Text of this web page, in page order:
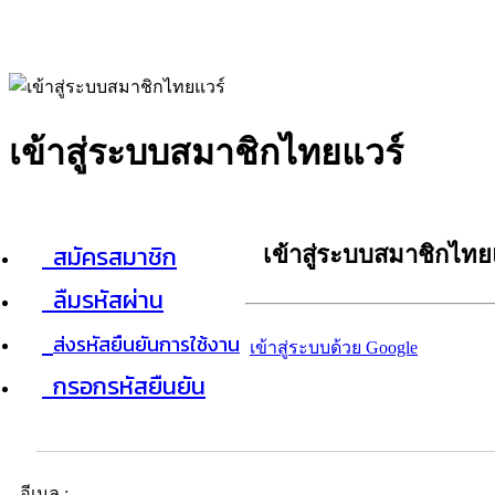
เข้าสู่ระบบสมาชิกไทยแวร์
สมัครสมาชิก
ลืมรหัสผ่าน
ส่งรหัสยืนยันการใช้งาน
กรอกรหัสยืนยัน
เข้าสู่ระบบสมาชิกไท
เข้าสู่ระบบด้วย Google